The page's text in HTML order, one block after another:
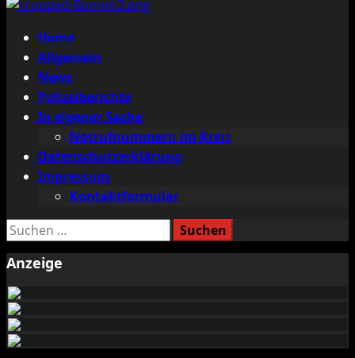
Primäres
Menü
Home
Allgemein
News
Polizeiberichte
In eigener Sache
Notrufnummern im Kreis
Datenschutzerklärung
Impressum
Kontaktformular
Suchen
Anzeige